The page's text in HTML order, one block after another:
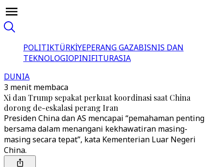
POLITIKTÜRKİYEPERANG GAZABISNIS DAN
TEKNOLOGIOPINIFITURASIA
DUNIA
3 menit membaca
Xi dan Trump sepakat perkuat koordinasi saat China
dorong de-eskalasi perang Iran
Presiden China dan AS mencapai “pemahaman penting
bersama dalam menangani kekhawatiran masing-
masing secara tepat”, kata Kementerian Luar Negeri
China.